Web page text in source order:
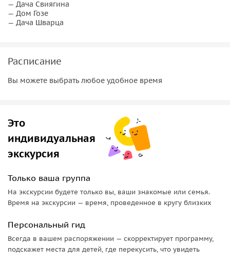
экскурсия начнётся автоматически в первой точке
маршрута. Все истории будут включаться автоматически в
нужных местах.
перешлите сообщение со ссылкой людям, которые идут
— Дача Свиягина
— Дом Гозе
— Дача Шварца
Расписание
Вы можете выбрать любое удобное время
Это
индивидуальная
экскурсия
Только ваша группа
На экскурсии будете только вы, ваши знакомые или семья.
Время на экскурсии — время, проведенное в кругу близких
Персональный гид
Всегда в вашем распоряжении — скорректирует программу,
подскажет места для детей, где перекусить, что увидеть